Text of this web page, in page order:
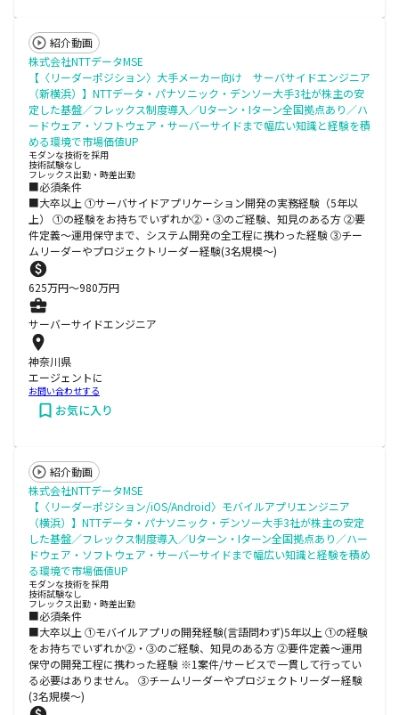
紹介動画
株式会社NTTデータMSE
【〈リーダーポジション〉大手メーカー向け サーバサイドエンジニア
（新横浜）】NTTデータ・パナソニック・デンソー大手3社が株主の安
定した基盤／フレックス制度導入／Uターン・Iターン全国拠点あり／ハ
ードウェア・ソフトウェア・サーバーサイドまで幅広い知識と経験を積
める環境で市場価値UP
モダンな技術を採用
技術試験なし
フレックス出勤・時差出勤
■必須条件
■大卒以上 ①サーバサイドアプリケーション開発の実務経験（5年以
上） ①の経験をお持ちでいずれか②・③のご経験、知見のある方 ②要
件定義～運用保守まで、システム開発の全工程に携わった経験 ③チー
ムリーダーやプロジェクトリーダー経験(3名規模～)
625万円〜980万円
サーバーサイドエンジニア
神奈川県
エージェントに
お問い合わせする
お気に入り
紹介動画
株式会社NTTデータMSE
【〈リーダーポジション/iOS/Android〉モバイルアプリエンジニア
（横浜）】NTTデータ・パナソニック・デンソー大手3社が株主の安定
した基盤／フレックス制度導入／Uターン・Iターン全国拠点あり／ハー
ドウェア・ソフトウェア・サーバーサイドまで幅広い知識と経験を積め
る環境で市場価値UP
モダンな技術を採用
技術試験なし
フレックス出勤・時差出勤
■必須条件
■大卒以上 ①モバイルアプリの開発経験(言語問わず)5年以上 ①の経験
をお持ちでいずれか②・③のご経験、知見のある方 ②要件定義～運用
保守の開発工程に携わった経験 ※1案件/サービスで一貫して行ってい
る必要はありません。 ③チームリーダーやプロジェクトリーダー経験
(3名規模～)